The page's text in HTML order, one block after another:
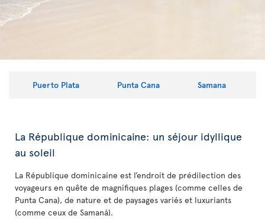
Puerto Plata Punta Cana Samana
La République dominicaine: un séjour idyllique
au soleil
La République dominicaine est l’endroit de prédilection des
voyageurs en quête de magnifiques plages (comme celles de
Punta Cana), de nature et de paysages variés et luxuriants
(comme ceux de Samaná).